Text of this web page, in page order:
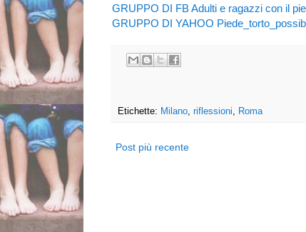
GRUPPO DI FB Adulti e ragazzi con il
GRUPPO DI YAHOO
Etichette: Milano, riflessioni, Roma
Post più recente